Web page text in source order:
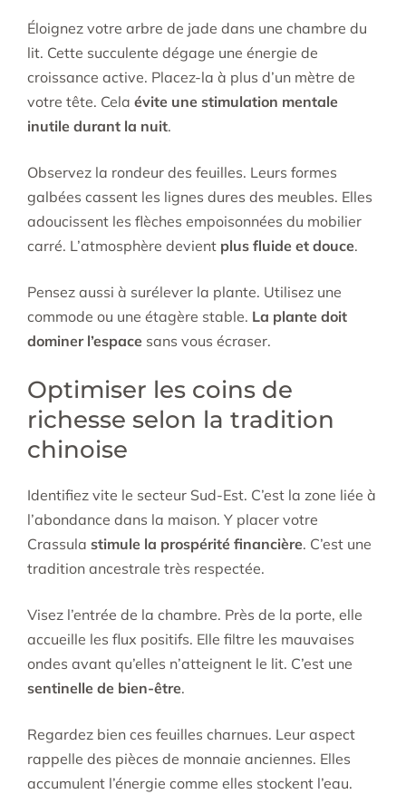
Éloignez votre arbre de jade dans une chambre du
lit. Cette succulente dégage une énergie de
croissance active. Placez-la à plus d’un mètre de
votre tête. Cela évite une stimulation mentale
inutile durant la nuit.
Observez la rondeur des feuilles. Leurs formes
galbées cassent les lignes dures des meubles. Elles
adoucissent les flèches empoisonnées du mobilier
carré. L’atmosphère devient plus fluide et douce.
Pensez aussi à surélever la plante. Utilisez une
commode ou une étagère stable. La plante doit
dominer l’espace sans vous écraser.
Optimiser les coins de
richesse selon la tradition
chinoise
Identifiez vite le secteur Sud-Est. C’est la zone liée à
l’abondance dans la maison. Y placer votre
Crassula stimule la prospérité financière. C’est une
tradition ancestrale très respectée.
Visez l’entrée de la chambre. Près de la porte, elle
accueille les flux positifs. Elle filtre les mauvaises
ondes avant qu’elles n’atteignent le lit. C’est une
sentinelle de bien-être.
Regardez bien ces feuilles charnues. Leur aspect
rappelle des pièces de monnaie anciennes. Elles
accumulent l’énergie comme elles stockent l’eau.